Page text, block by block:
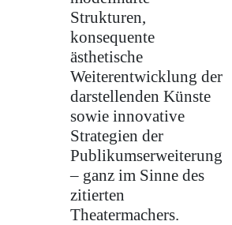
Strukturen,
konsequente
ästhetische
Weiterentwicklung der
darstellenden Künste
sowie innovative
Strategien der
Publikumserweiterung
– ganz im Sinne des
zitierten
Theatermachers.